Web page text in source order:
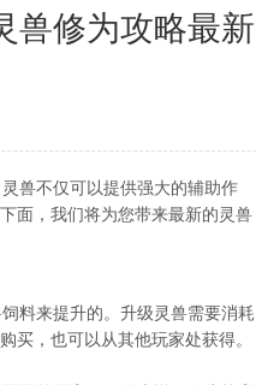
兽修为攻略最新
兽不仅可以提供强大的辅助作
面，我们将为您带来最新的灵兽
料来提升的。升级灵兽需要消耗
买，也可以从其他玩家处获得。